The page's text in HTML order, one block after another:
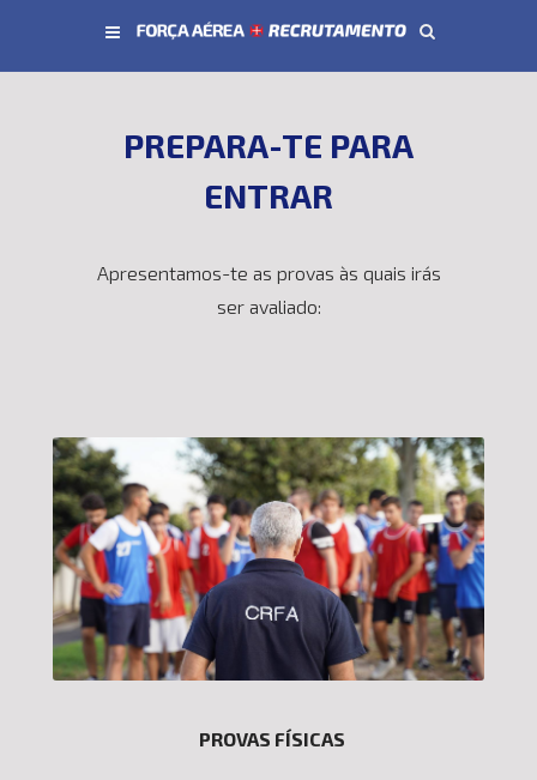
PREPARA-TE PARA
ENTRAR
Apresentamos-te as provas às quais irás
ser avaliado:
PROVAS FÍSICAS